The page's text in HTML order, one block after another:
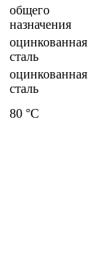
общего
назначения
оцинкованная
сталь
оцинкованная
сталь
80 °С